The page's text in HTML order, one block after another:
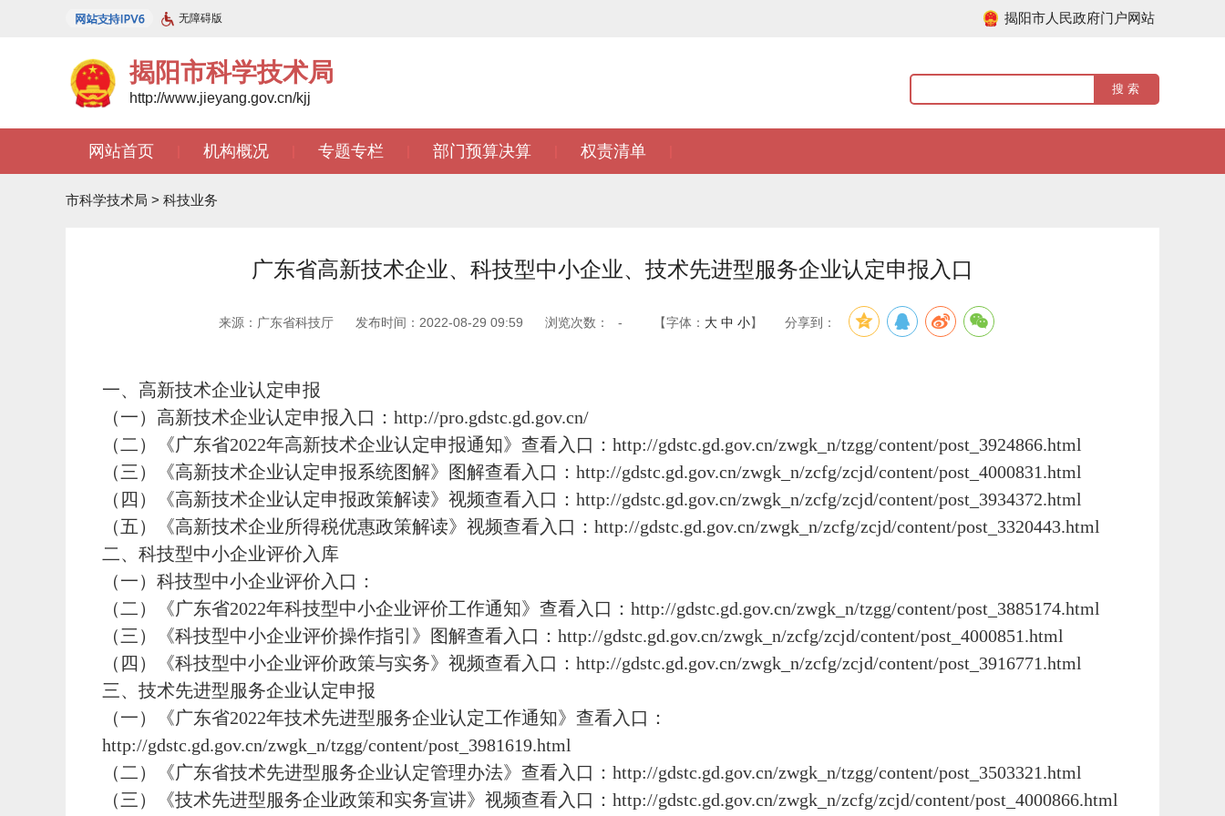
无障碍版 揭阳市人民政府门户网站
揭阳市科学技术局
http://www.jieyang.gov.cn/kjj
网站首页 机构概况 专题专栏 部门预算决算 权责清单
市科学技术局 > 科技业务
广东省高新技术企业、科技型中小企业、技术先进型服务企业认定申报入口
来源：广东省科技厅 发布时间：2022-08-29 09:59 浏览次数： - 【字体： 大 中 小】 分享到：
一、高新技术企业认定申报
（一）高新技术企业认定申报入口：http://pro.gdstc.gd.gov.cn/
（二）《广东省2022年高新技术企业认定申报通知》查看入口：http://gdstc.gd.gov.cn/zwgk_n/tzgg/content/post_3924866.html
（三）《高新技术企业认定申报系统图解》图解查看入口：http://gdstc.gd.gov.cn/zwgk_n/zcfg/zcjd/content/post_4000831.html
（四）《高新技术企业认定申报政策解读》视频查看入口：http://gdstc.gd.gov.cn/zwgk_n/zcfg/zcjd/content/post_3934372.html
（五）《高新技术企业所得税优惠政策解读》视频查看入口：http://gdstc.gd.gov.cn/zwgk_n/zcfg/zcjd/content/post_3320443.html
二、科技型中小企业评价入库
（一）科技型中小企业评价入口：
（二）《广东省2022年科技型中小企业评价工作通知》查看入口：http://gdstc.gd.gov.cn/zwgk_n/tzgg/content/post_3885174.html
（三）《科技型中小企业评价操作指引》图解查看入口：http://gdstc.gd.gov.cn/zwgk_n/zcfg/zcjd/content/post_4000851.html
（四）《科技型中小企业评价政策与实务》视频查看入口：http://gdstc.gd.gov.cn/zwgk_n/zcfg/zcjd/content/post_3916771.html
三、技术先进型服务企业认定申报
（一）《广东省2022年技术先进型服务企业认定工作通知》查看入口：
http://gdstc.gd.gov.cn/zwgk_n/tzgg/content/post_3981619.html
（二）《广东省技术先进型服务企业认定管理办法》查看入口：http://gdstc.gd.gov.cn/zwgk_n/tzgg/content/post_3503321.html
（三）《技术先进型服务企业政策和实务宣讲》视频查看入口：http://gdstc.gd.gov.cn/zwgk_n/zcfg/zcjd/content/post_4000866.html